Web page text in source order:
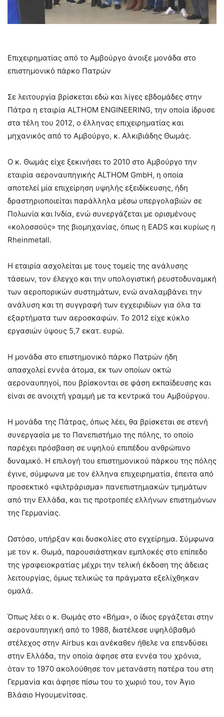
Επιχειρηματίας από το Αμβούργο άνοιξε μονάδα στο
επιστημονικό πάρκο Πατρών
Σε λειτουργία βρίσκεται εδώ και λίγες εβδομάδες στην
Πάτρα η εταιρία ALTHOM ENGINEERING, την οποία ίδρυσε
στα τέλη του 2012, ο έλληνας επιχειρηματίας και
μηχανικός από το Αμβούργο, κ. Αλκιβιάδης Θωμάς.
Ο κ. Θωμάς είχε ξεκινήσει το 2010 στο Αμβούργο την
εταιρία αεροναυπηγικής ALTHOM GmbH, η οποία
αποτελεί μία επιχείρηση υψηλής εξειδίκευσης, ήδη
δραστηριοποιείται παράλληλα μέσω υπεργολαβιών σε
Πολωνία και Ινδία, ενώ συνεργάζεται με ορισμένους
«κολοσσούς» της βιομηχανίας, όπως η EADS και κυρίως η
Rheinmetall.
Η εταιρία ασχολείται με τους τομείς της ανάλυσης
τάσεων, τον έλεγχο και την υπολογιστική ρευστοδυναμική
των αεροπορικών συστημάτων, ενώ αναλαμβάνει την
ανάλυση και τη συγγραφή των εγχειριδίων για όλα τα
εξαρτήματα των αεροσκαφών. Το 2012 είχε κύκλο
εργασιών ύψους 5,7 εκατ. ευρώ.
Η μονάδα στο επιστημονικό πάρκο Πατρών ήδη
απασχολεί εννέα άτομα, εκ των οποίων οκτώ
αεροναυπηγοί, που βρίσκονται σε φάση εκπαίδευσης και
είναι σε ανοιχτή γραμμή με τα κεντρικά του Αμβούργου.
Η μονάδα της Πάτρας, όπως λέει, θα βρίσκεται σε στενή
συνεργασία με το Πανεπιστήμιο της πόλης, το οποίο
παρέχει πρόσβαση σε υψηλού επιπέδου ανθρώπινο
δυναμικό. Η επιλογή του επιστημονικού πάρκου της πόλης
έγινε, σύμφωνα με τον έλληνα επιχειρηματία, έπειτα από
προσεκτικό «φιλτράρισμα» πανεπιστημιακών τμημάτων
από την Ελλάδα, και τις προτροπές ελλήνων επιστημόνων
της Γερμανίας.
Ωστόσο, υπήρξαν και δυσκολίες στο εγχείρημα. Σύμφωνα
με τον κ. Θωμά, παρουσιάστηκαν εμπλοκές στο επίπεδο
της γραφειοκρατίας μέχρι την τελική έκδοση της άδειας
λειτουργίας, όμως τελικώς τα πράγματα εξελίχθηκαν
ομαλά.
Όπως λέει ο κ. Θωμάς στο «Βήμα», ο ίδιος εργάζεται στην
αεροναυπηγική από το 1988, διατέλεσε υψηλόβαθμό
στέλεχος στην Airbus και ανέκαθεν ήθελε να επενδύσει
στην Ελλάδα, την οποία άφησε στα εννέα του χρόνια,
όταν το 1970 ακολούθησε τον μετανάστη πατέρα του στη
Γερμανία και άφησε πίσω του το χωριό του, τον Άγιο
Βλάσιο Ηγουμενίτσας.